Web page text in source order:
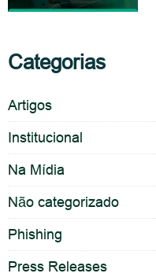
Categorias
Artigos
Institucional
Na Mídia
Não categorizado
Phishing
Press Releases